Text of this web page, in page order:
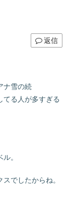
返信
ナ雪の続
てる人が多すぎる
。
でしたからね。